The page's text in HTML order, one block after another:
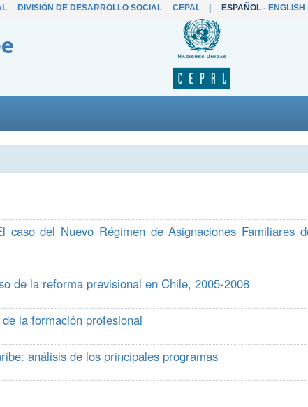
DIVISIÓN DE DESARROLLO SOCIAL CEPAL| ESPAÑOL- ENGLISH
del Nuevo Régimen de Asignaciones Familiares
de la reforma previsional en Chile, 2005-2008
la formación profesional
análisis de los principales programas